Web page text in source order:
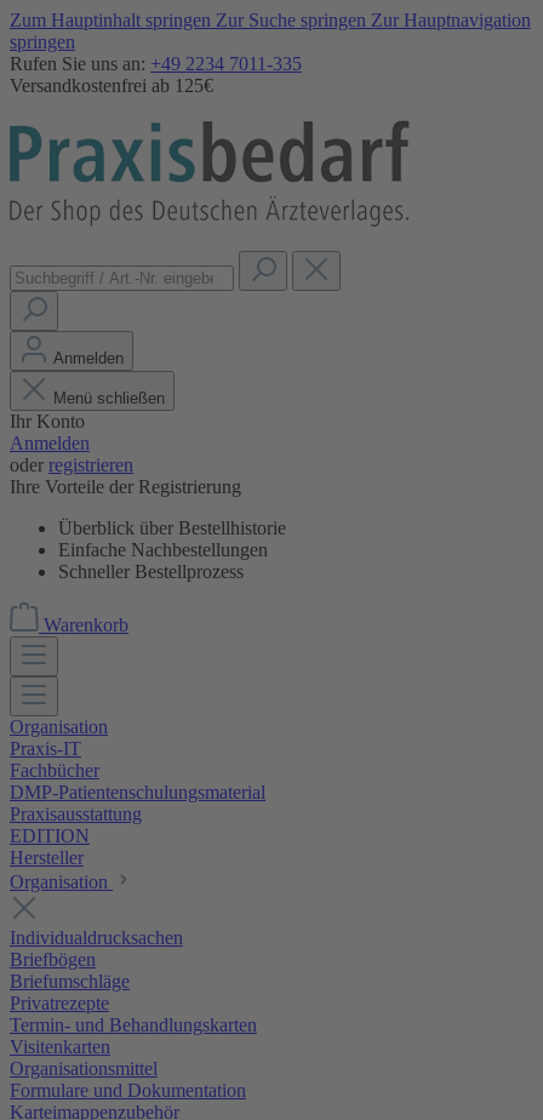
Zum Hauptinhalt springen Zur Suche springen Zur Hauptnavigation
springen
Rufen Sie uns an: +49 2234 7011-335
Versandkostenfrei ab 125€
Anmelden
Menü schließen
Ihr Konto
Anmelden
oder registrieren
Ihre Vorteile der Registrierung
Überblick über Bestellhistorie
Einfache Nachbestellungen
Schneller Bestellprozess
Warenkorb
Organisation
Praxis-IT
Fachbücher
DMP-Patientenschulungsmaterial
Praxisausstattung
EDITION
Hersteller
Organisation
Individualdrucksachen
Briefbögen
Briefumschläge
Privatrezepte
Termin- und Behandlungskarten
Visitenkarten
Organisationsmittel
Formulare und Dokumentation
Karteimappenzubehör